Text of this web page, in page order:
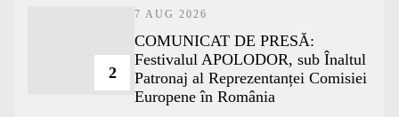
2
7 AUG 2026
COMUNICAT DE PRESĂ:
Festivalul APOLODOR, sub Înaltul
Patronaj al Reprezentanței Comisiei
Europene în România